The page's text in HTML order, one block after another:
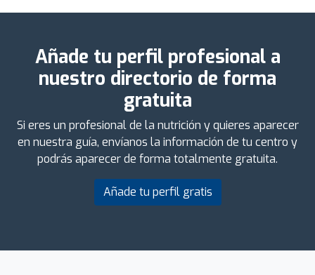
Añade tu perfil profesional a
nuestro directorio de forma
gratuita
Si eres un profesional de la nutrición y quieres aparecer
en nuestra guía, envíanos la información de tu centro y
podrás aparecer de forma totalmente gratuita.
Añade tu perfil gratis